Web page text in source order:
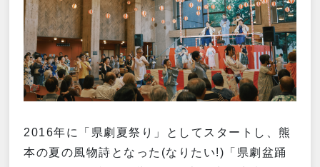
2016年に「県劇夏祭り」としてスタートし、熊
本の夏の風物詩となった (なりたい!) 「県劇盆踊